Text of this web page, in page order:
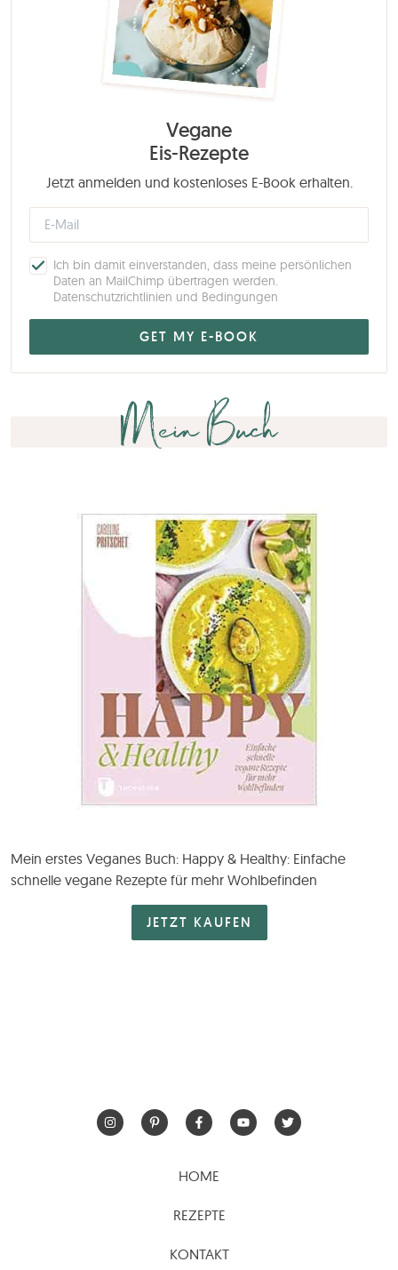
Vegane
Eis-Rezepte
Jetzt anmelden und kostenloses E-Book erhalten.
Ich bin damit einverstanden, dass meine persönlichen
Daten an MailChimp übertragen werden.
Datenschutzrichtlinien und Bedingungen
Mein Buch
Mein erstes Veganes Buch: Happy & Healthy: Einfache
schnelle vegane Rezepte für mehr Wohlbefinden
JETZT KAUFEN
HOME
REZEPTE
KONTAKT